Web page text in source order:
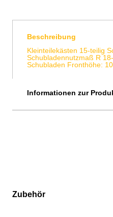
Beschreibung
Kleinteilekästen 15-teilig
Schubladennutzmaß R
Schubladen Fronthöhe:
Informationen zur
Produktgalerie überspringen
Zubehör